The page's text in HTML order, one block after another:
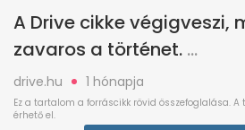
A Drive cikke végigveszi,
zavaros a történet.
drive.hu 1 hónapja